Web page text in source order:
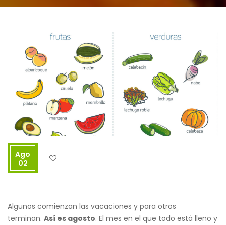
Ago
02
1
Algunos comienzan las vacaciones y para otros
terminan. Así es agosto. El mes en el que todo está lleno y